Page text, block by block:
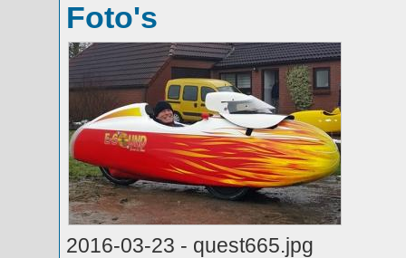
Foto's
2016-03-23 - quest665.jpg